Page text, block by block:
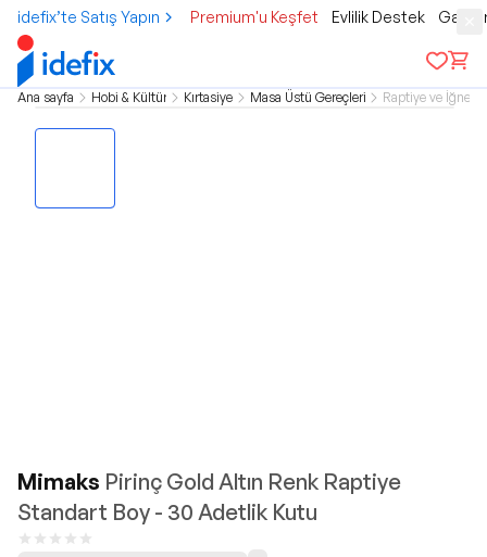
idefix’te Satış Yapın Premium'u Keşfet Evlilik Destek
Ana sayfa Hobi & Kültür Kırtasiye Masa Üstü Gereçleri Raptiye ve İğne
Mimaks Pirinç Gold Altın Renk Raptiye
Standart Boy - 30 Adetlik Kutu